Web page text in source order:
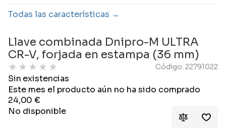
Todas las características
Llave combinada Dnipro-M ULTRA
CR-V, forjada en estampa (36 mm)
★ ★ ★ ★ ★ Código: 22791022
Sin existencias
Este mes el producto aún no ha sido comprado
24,00€
No disponible